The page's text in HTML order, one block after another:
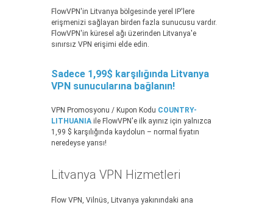
FlowVPN'in Litvanya bölgesinde yerel IP'lere
erişmenizi sağlayan birden fazla sunucusu vardır.
FlowVPN'in küresel ağı üzerinden Litvanya'e
sınırsız VPN erişimi elde edin.
Sadece 1,99$ karşılığında Litvanya
VPN sunucularına bağlanın!
VPN Promosyonu / Kupon Kodu COUNTRY-
LITHUANIA ile FlowVPN'e ilk ayınız için yalnızca
1,99 $ karşılığında kaydolun – normal fiyatın
neredeyse yarısı!
Litvanya VPN Hizmetleri
Flow VPN, Vilnüs, Litvanya yakınındaki ana